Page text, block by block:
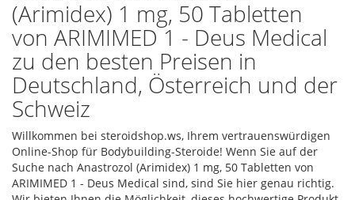
(Arimidex) 1 mg, 50 Tabletten
von ARIMIMED 1 - Deus Medical
zu den besten Preisen in
Deutschland, Österreich und der
Schweiz
Willkommen bei steroidshop.ws, Ihrem vertrauenswürdigen
Online-Shop für Bodybuilding-Steroide! Wenn Sie auf der
Suche nach Anastrozol (Arimidex) 1 mg, 50 Tabletten von
ARIMIMED 1 - Deus Medical sind, sind Sie hier genau richtig.